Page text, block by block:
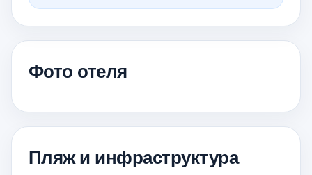
Фото отеля
Пляж и инфраструктура